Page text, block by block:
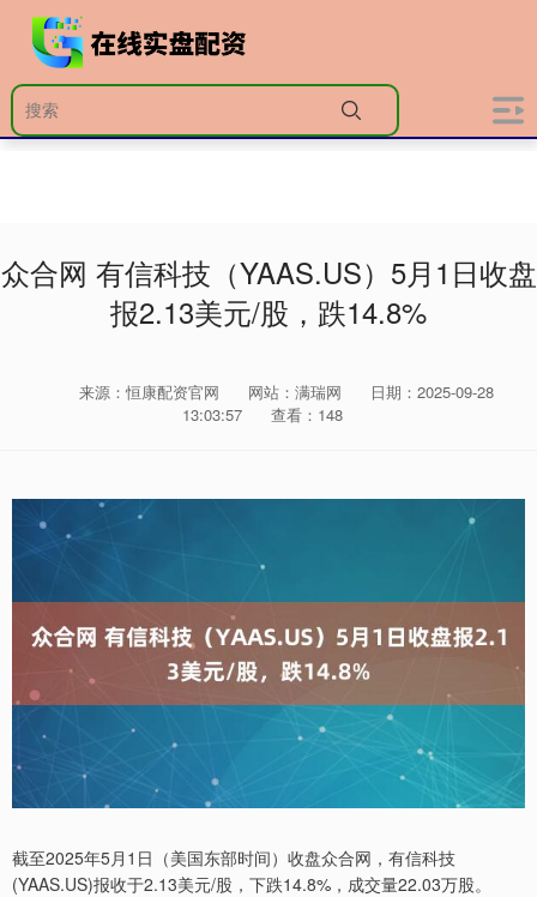
众合网 有信科技（YAAS.US）5月1日收盘
报2.13美元/股，跌14.8%
来源：恒康配资官网 网站：满瑞网
日期：2025-09-28
13:03:57
查看：148
截至2025年5月1日（美国东部时间）收盘众合网，有信科技
(YAAS.US)报收于2.13美元/股，下跌14.8%，成交量22.03万股。